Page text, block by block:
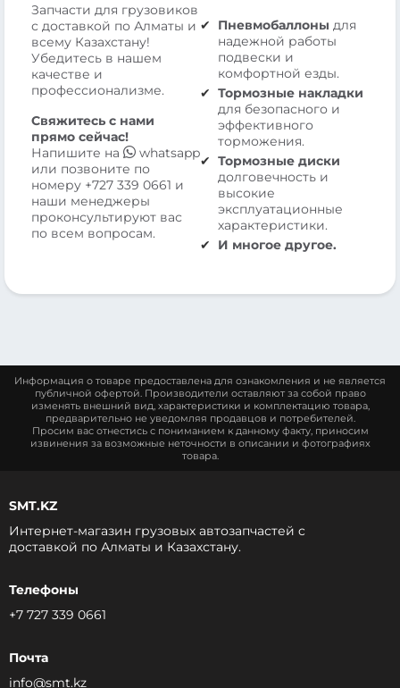
Запчасти для грузовиков
с доставкой по Алматы и
всему Казахстану!
Убедитесь в нашем
качестве и
профессионализме.
Свяжитесь с нами
прямо сейчас!
Напишите на
whatsapp
или позвоните по
номеру +727 339 0661 и
наши менеджеры
проконсультируют вас
по всем вопросам.
Пневмобаллоны для
надежной работы
подвески и
комфортной езды.
Тормозные накладки
для безопасного и
эффективного
торможения.
Тормозные диски
долговечность и
высокие
эксплуатационные
характеристики.
И многое другое.
Информация о товаре предоставлена для ознакомления и не является
публичной офертой. Производители оставляют за собой право
изменять внешний вид, характеристики и комплектацию товара,
предварительно не уведомляя продавцов и потребителей.
Просим вас отнестись с пониманием к данному факту, приносим
извинения за возможные неточности в описании и фотографиях
товара.
SMT.KZ
Интернет-магазин грузовых автозапчастей c
доставкой по Алматы и Казахстану.
Телефоны
+7 727 339 0661
Почта
info@smt.kz